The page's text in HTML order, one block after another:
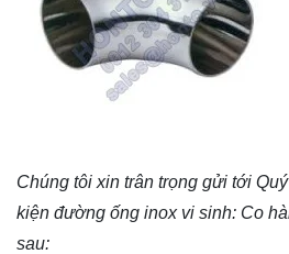
Chúng tôi xin trân trọng gửi tới
kiện đường ống inox vi sinh: Co
sau: